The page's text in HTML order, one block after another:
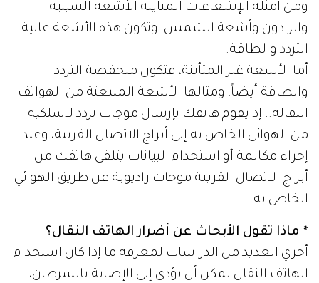
ومن أمثلة الإشعاعات المتأينة الأشعة السينية
والرادون وأشعة الشمس، وتكون هذه الأشعة عالية
التردد والطاقة.
أما الأشعة غير المتأينة، فتكون منخفضة التردد
والطاقة أيضاً، ومثالها الأشعة المنبعثة من الهواتف
النقالة.. إذ يقوم هاتفك بإرسال موجات تردد لاسلكية
من الهوائي الخاص به إلى أبراج الاتصال القريبة، وعند
إجراء مكالمة أو استخدام البيانات يتلقى هاتفك من
أبراج الاتصال القريبة موجات راديوية عن طريق الهوائي
الخاص به.
* ماذا تقول الأبحاث عن أضرار الهاتف النقال؟
أجري العديد من الدراسات لمعرفة ما إذا كان استخدام
الهاتف النقال يمكن أن يؤدي إلى الإصابة بالسرطان،